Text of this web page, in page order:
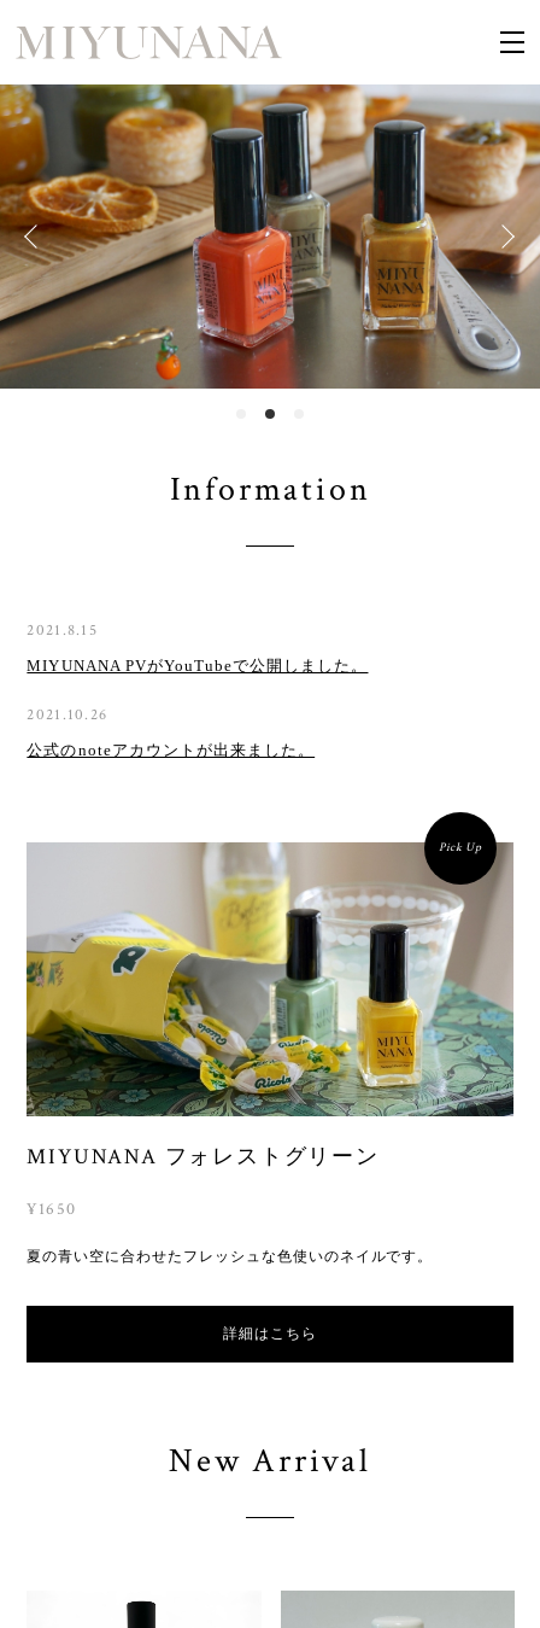
Information
2021.8.15
MIYUNANA PVがYouTubeで公開しました。
2021.10.26
公式のnoteアカウントが出来ました。
Pick Up
MIYUNANA フォレストグリーン
¥1650
夏の青い空に合わせたフレッシュな色使いのネイルです。
詳細はこちら
New Arrival